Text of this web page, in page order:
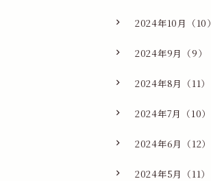
2024年10月（10）
2024年9月（9）
2024年8月（11）
2024年7月（10）
2024年6月（12）
2024年5月（11）